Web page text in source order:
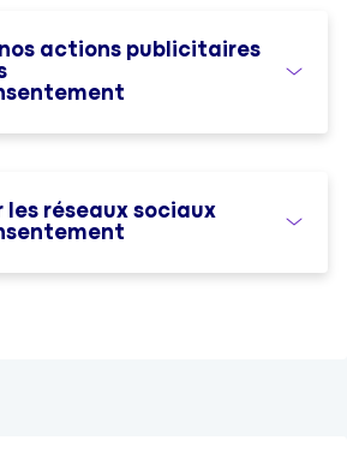
actions publicitaires
les réseaux sociaux